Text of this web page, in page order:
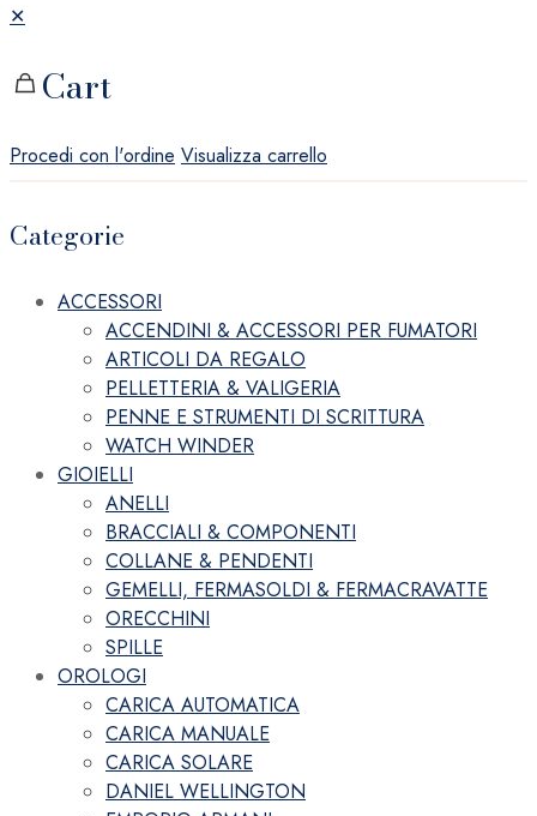
✕
Cart
Procedi con l'ordine Visualizza carrello
Categorie
ACCESSORI
ACCENDINI & ACCESSORI PER FUMATORI
ARTICOLI DA REGALO
PELLETTERIA & VALIGERIA
PENNE E STRUMENTI DI SCRITTURA
WATCH WINDER
GIOIELLI
ANELLI
BRACCIALI & COMPONENTI
COLLANE & PENDENTI
GEMELLI, FERMASOLDI & FERMACRAVATTE
ORECCHINI
SPILLE
OROLOGI
CARICA AUTOMATICA
CARICA MANUALE
CARICA SOLARE
DANIEL WELLINGTON